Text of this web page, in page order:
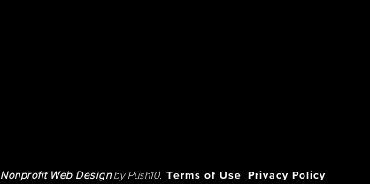
Nonprofit Web Designby Push10. Terms of Use Privacy Policy